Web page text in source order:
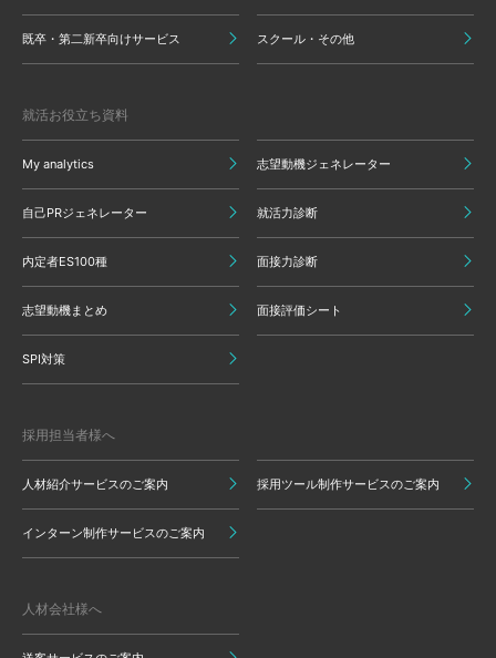
既卒・第二新卒向けサービス スクール・その他
就活お役立ち資料
My analytics 志望動機ジェネレーター
自己PRジェネレーター 就活力診断
内定者ES100種 面接力診断
志望動機まとめ 面接評価シート
SPI対策
採用担当者様へ
人材紹介サービスのご案内 採用ツール制作サービスのご案内
インターン制作サービスのご案内
人材会社様へ